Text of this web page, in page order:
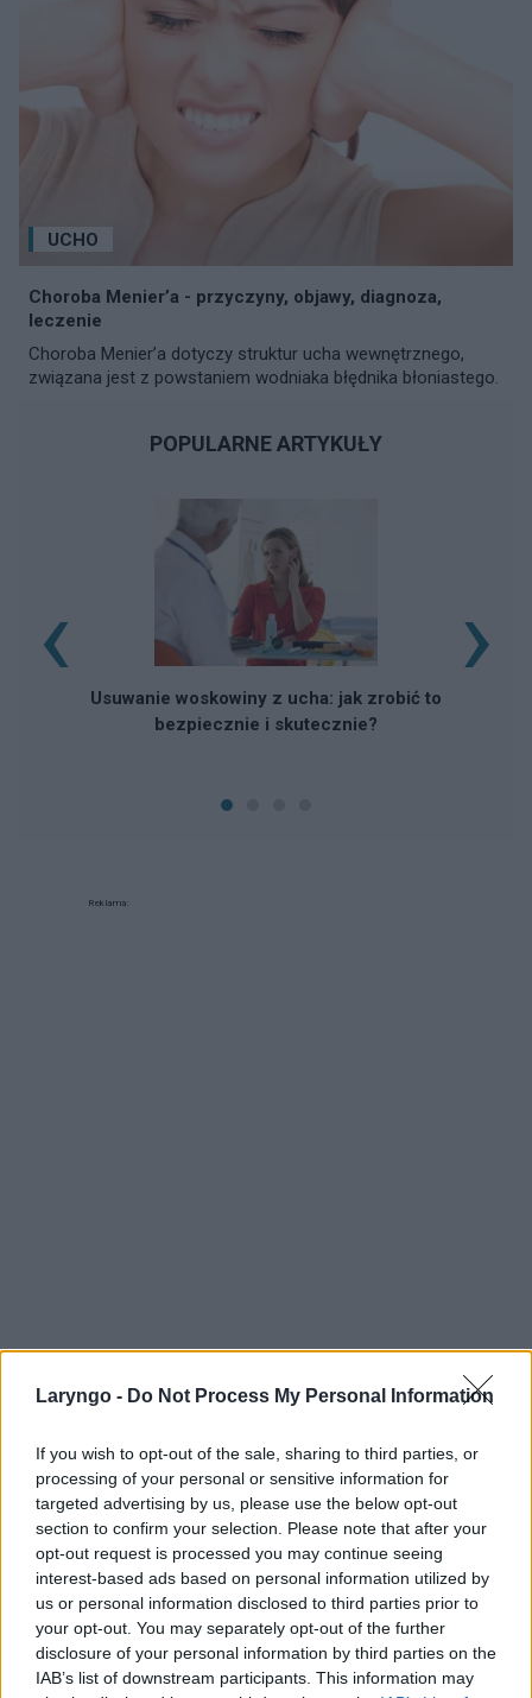
Laryngo - Do Not Process My Personal Information
If you wish to opt-out of the sale, sharing to third parties, or
processing of your personal or sensitive information for
targeted advertising by us, please use the below opt-out
section to confirm your selection. Please note that after your
opt-out request is processed you may continue seeing
interest-based ads based on personal information utilized by
us or personal information disclosed to third parties prior to
your opt-out. You may separately opt-out of the further
disclosure of your personal information by third parties on the
IAB’s list of downstream participants. This information may
UCHO
Choroba Menier’a - przyczyny, objawy, diagnoza,
leczenie
Choroba Menier’a dotyczy struktur ucha wewnętrznego,
związana jest z powstaniem wodniaka błędnika błoniastego.
POPULARNE ARTYKUŁY
Usuwanie woskowiny z ucha: jak zrobić to
bezpiecznie i skutecznie?
‹ ›
Reklama: